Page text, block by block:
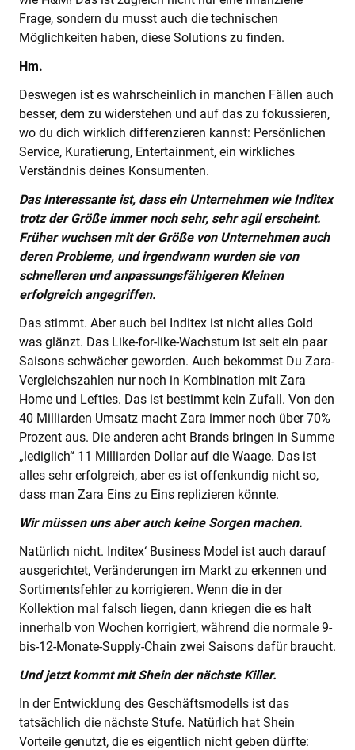
Frage, sondern du musst auch die technischen
Möglichkeiten haben, diese Solutions zu finden.
Hm.
Deswegen ist es wahrscheinlich in manchen Fällen auch
besser, dem zu widerstehen und auf das zu fokussieren,
wo du dich wirklich differenzieren kannst: Persönlichen
Service, Kuratierung, Entertainment, ein wirkliches
Verständnis deines Konsumenten.
Das Interessante ist, dass ein Unternehmen wie Inditex
trotz der Größe immer noch sehr, sehr agil erscheint.
Früher wuchsen mit der Größe von Unternehmen auch
deren Probleme, und irgendwann wurden sie von
schnelleren und anpassungsfähigeren Kleinen
erfolgreich angegriffen.
Das stimmt. Aber auch bei Inditex ist nicht alles Gold
was glänzt. Das Like-for-like-Wachstum ist seit ein paar
Saisons schwächer geworden. Auch bekommst Du Zara-
Vergleichszahlen nur noch in Kombination mit Zara
Home und Lefties. Das ist bestimmt kein Zufall. Von den
40 Milliarden Umsatz macht Zara immer noch über 70%
Prozent aus. Die anderen acht Brands bringen in Summe
„lediglich“ 11 Milliarden Dollar auf die Waage. Das ist
alles sehr erfolgreich, aber es ist offenkundig nicht so,
dass man Zara Eins zu Eins replizieren könnte.
Wir müssen uns aber auch keine Sorgen machen.
Natürlich nicht. Inditex‘ Business Model ist auch darauf
ausgerichtet, Veränderungen im Markt zu erkennen und
Sortimentsfehler zu korrigieren. Wenn die in der
Kollektion mal falsch liegen, dann kriegen die es halt
innerhalb von Wochen korrigiert, während die normale 9-
bis-12-Monate-Supply-Chain zwei Saisons dafür braucht.
Und jetzt kommt mit Shein der nächste Killer.
In der Entwicklung des Geschäftsmodells ist das
tatsächlich die nächste Stufe. Natürlich hat Shein
Vorteile genutzt, die es eigentlich nicht geben dürfte: